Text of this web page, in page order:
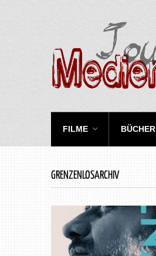
FILME BÜCHER
GRENZENLOSARCHIV